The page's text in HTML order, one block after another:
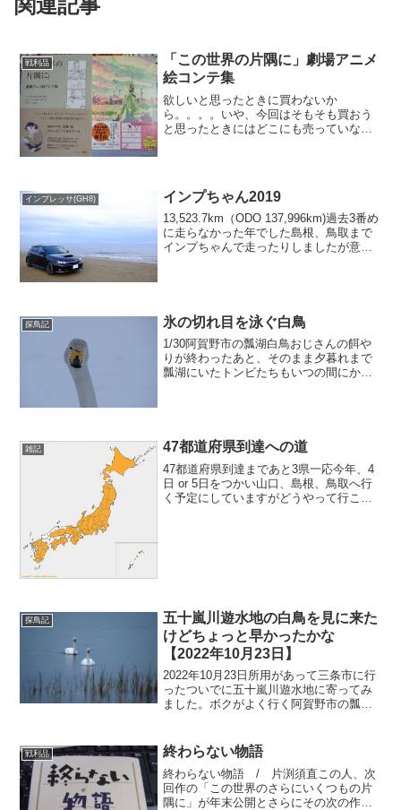
関連記事
戦利品
「この世界の片隅に」劇場アニメ
絵コンテ集
欲しいと思ったときに買わないか
ら。。。。いや、今回はそもそも買おう
と思ったときにはどこにも売っていなか
インプレッサ(GH8) インプちゃん2019
13,523.7km（ODO 137,996km)過去3番め
に走らなかった年でした島根、鳥取まで
インプちゃんで走ったりしましたが意外
探鳥記 氷の切れ目を泳ぐ白鳥
1/30阿賀野市の瓢湖白鳥おじさんの餌や
りが終わったあと、そのまま夕暮れまで
瓢湖にいたトンビたちもいつの間にかど
雑記 47都道府県到達への道
47都道府県到達まであと3県一応今年、4
日 or 5日をつかい山口、島根、鳥取へ行
く予定にしていますがどうやって行こう
探鳥記
五十嵐川遊水地の白鳥を見に来た
けどちょっと早かったかな
【2022年10月23日】
2022年10月23日所用があって三条市に行
ったついでに五十嵐川遊水地に寄ってみ
ました。ボクがよく行く阿賀野市の瓢湖
なんで三条市にも白鳥の飛来地があるか
ら期待し...
戦利品 終わらない物語
終わらない物語 / 片渕須直この人、次
回作の「この世界のさらにいくつもの片
隅に」が年末公開とさらにその次の作品